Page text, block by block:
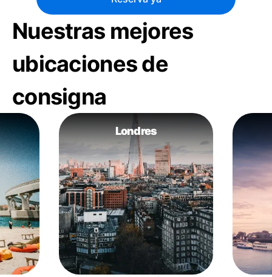
Nuestras mejores
ubicaciones de
consigna
Londres